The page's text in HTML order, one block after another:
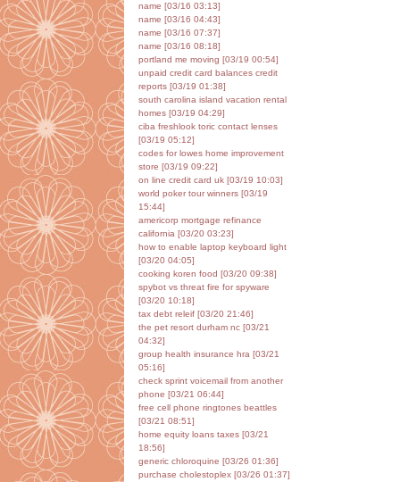
name [03/16 03:13]
name [03/16 04:43]
name [03/16 07:37]
name [03/16 08:18]
portland me moving [03/19 00:54]
unpaid credit card balances credit
reports [03/19 01:38]
south carolina island vacation rental
homes [03/19 04:29]
ciba freshlook toric contact lenses
[03/19 05:12]
codes for lowes home improvement
store [03/19 09:22]
on line credit card uk [03/19 10:03]
world poker tour winners [03/19
15:44]
americorp mortgage refinance
california [03/20 03:23]
how to enable laptop keyboard light
[03/20 04:05]
cooking koren food [03/20 09:38]
spybot vs threat fire for spyware
[03/20 10:18]
tax debt releif [03/20 21:46]
the pet resort durham nc [03/21
04:32]
group health insurance hra [03/21
05:16]
check sprint voicemail from another
phone [03/21 06:44]
free cell phone ringtones beattles
[03/21 08:51]
home equity loans taxes [03/21
18:56]
generic chloroquine [03/26 01:36]
purchase cholestoplex [03/26 01:37]